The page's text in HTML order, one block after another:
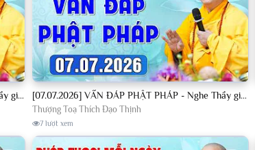
[06.07.2026] VẤN ĐÁP PHẬT PHÁP - Nghe Thầy giảng Pháp mỗi ngày CÔNG ĐỨC VÔ LƯỢNG│TT. Thích Đạo Thịnh [07.07.2026] VẤN ĐÁP PHẬT PHÁP - Nghe Thầy giảng Pháp mỗi ngày CÔNG ĐỨC VÔ LƯỢNG│TT. Thích Đạo Thịnh
Thượng Toạ Thích Đạo Thịnh
7 lượt xem